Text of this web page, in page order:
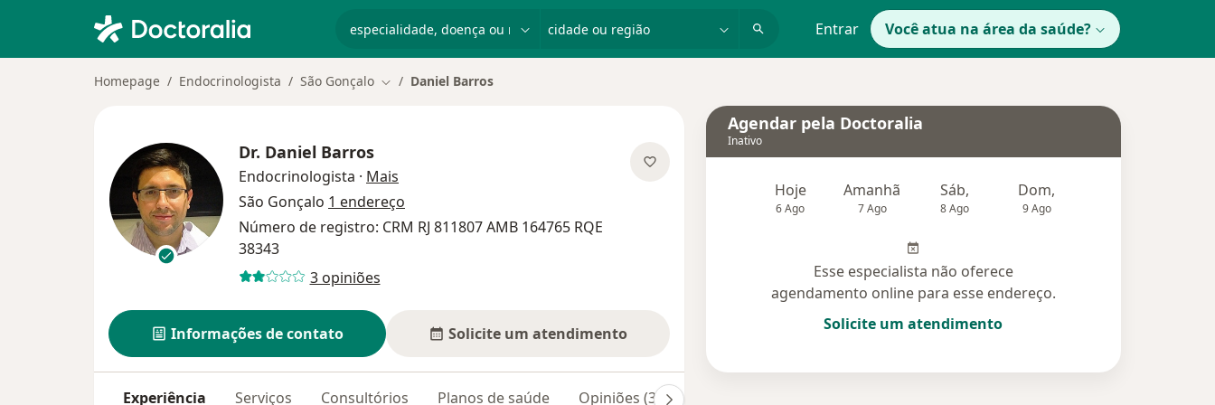
Entrar Você atua na área da saúde?
Homepage Endocrinologista São Gonçalo Mudar de cidade
Daniel Barros
Dr. Daniel Barros
Endocrinologista · Mais
São Gonçalo 1 endereço
Número de registro: CRM RJ 811807 AMB 164765 RQE
38343
3 opiniões
Informações de contato Solicite um atendimento
Experiência Serviços Consultórios Planos de saúde Opiniões (3)
Agendar pela Doctoralia
Inativo
Hoje
6 Ago
Amanhã
7 Ago
Sáb,
8 Ago
Dom,
9 Ago
Esse especialista não oferece
agendamento online para esse endereço.
Solicite um atendimento